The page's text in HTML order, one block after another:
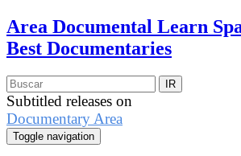
Area Documental Learn
Best Documentaries
Subtitled releases on
Documentary Area
Toggle navigation